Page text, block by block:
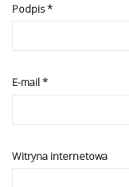
Podpis*
E-mail*
Witryna internetowa